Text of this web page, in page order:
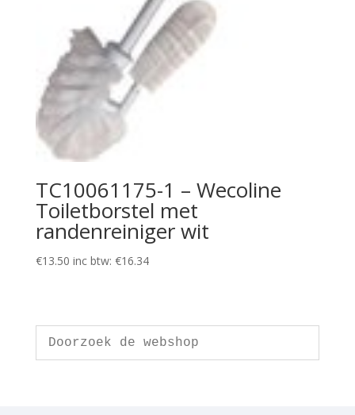
TC10061175-1 – Wecoline
Toiletborstel met
randenreiniger wit
€13.50 inc btw: €16.34